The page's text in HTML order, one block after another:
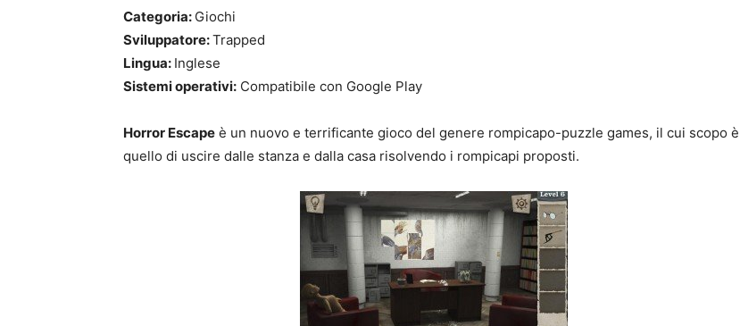
Categoria: Giochi
Sviluppatore:Trapped
Lingua: Inglese
Sistemi operativi: Compatibile con Google Play
Horror Escape è un nuovo e terrificante gioco del genere rompicapo-puzzle games, il cui scopo è
quello di uscire dalle stanza e dalla casa risolvendo i rompicapi proposti.